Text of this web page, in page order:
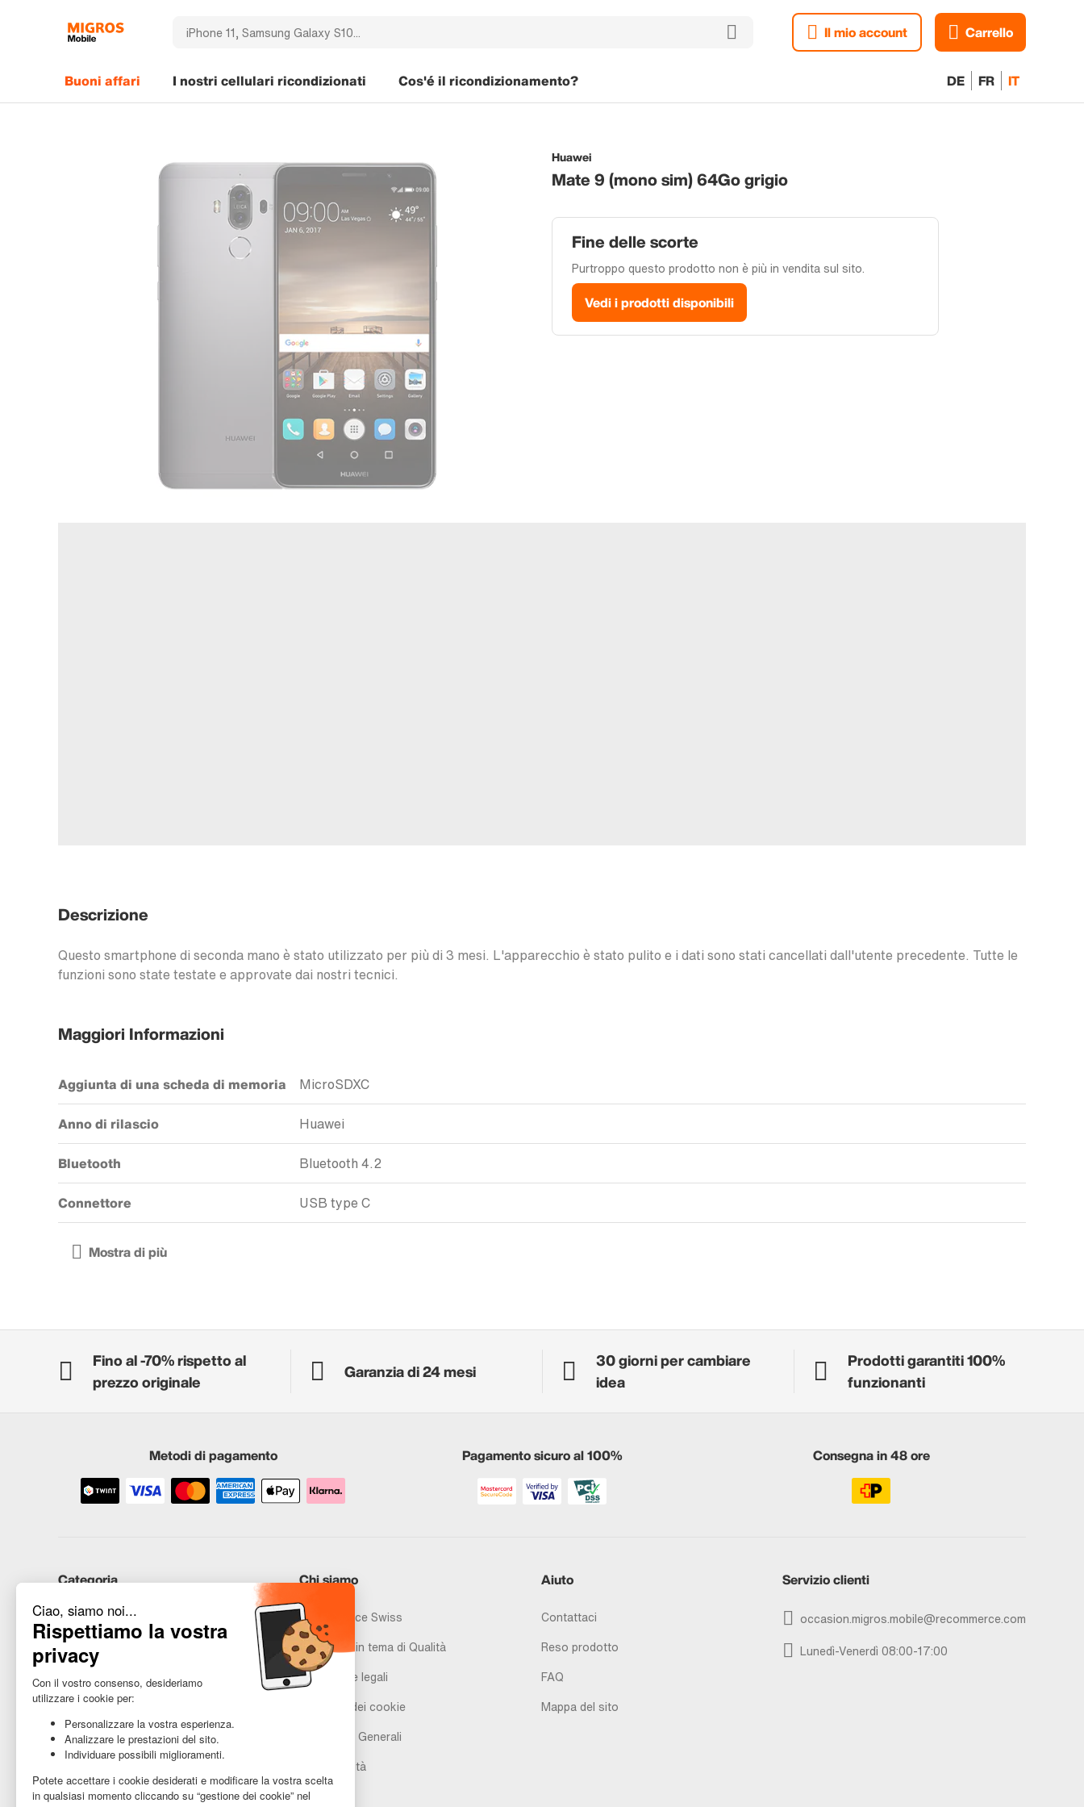
Il mio account Carrello
DE FR IT
Buoni affari I nostri cellulari ricondizionati Cos'é il ricondizionamento?
Huawei
Mate 9 (mono sim) 64Go grigio
Fine delle scorte
Purtroppo questo prodotto non è più in vendita sul sito.
Vedi i prodotti disponibili
Descrizione
Questo smartphone di seconda mano è stato utilizzato per più di 3 mesi. L'apparecchio è stato pulito e i dati sono stati cancellati dall'utente precedente. Tutte le
funzioni sono state testate e approvate dai nostri tecnici.
Maggiori Informazioni
Aggiunta di una scheda di memoria MicroSDXC
Anno di rilascio Huawei
Bluetooth Bluetooth 4.2
Connettore USB type C
Fino al -70% rispetto al
prezzo originale
Garanzia di 24 mesi
30 giorni per cambiare
idea
Prodotti garantiti 100%
funzionanti
Metodi di pagamento Pagamento sicuro al 100% Consegna in 48 ore
Categoria
iPhone
Samsung
Huawei
Hai bisogno di aiuto?
Chi siamo
Recommerce Swiss
Promesse in tema di Qualità
Avvertenze legali
Gestione dei cookie
Condizioni Generali
Accessibilità
Aiuto
Contattaci
Reso prodotto
FAQ
Mappa del sito
Servizio clienti
occasion.migros.mobile@recommerce.com
Lunedì-Venerdì 08:00-17:00